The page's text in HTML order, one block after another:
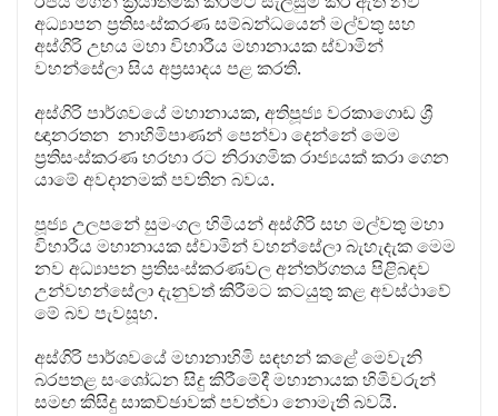
අධ්‍යාපන ප්‍රතිසංස්කරණ සම්බන්ධයෙන් මල්වතු සහ
අස්ගිරි උභය මහා විහාරීය මහානායක ස්වාමින්
වහන්සේලා සිය අප්‍රසාදය පළ කරති.
අස්ගිරි පාර්ශවයේ මහානායක, අතිපූජ්‍ය වරකාගොඩ ශ්‍රී
ඥානරතන නාහිමිපාණන් පෙන්වා දෙන්නේ මෙම
ප්‍රතිසංස්කරණ හරහා රට නිරාගමික රාජ්‍යයක් කරා ගෙන
යාමේ අවදානමක් පවතින බවය.
පූජ්‍ය උලපනේ සුමංගල හිමියන් අස්ගිරි සහ මල්වතු මහා
විහාරීය මහානායක ස්වාමින් වහන්සේලා බැහැදැක මෙම
නව අධ්‍යාපන ප්‍රතිසංස්කරණවල අන්තර්ගතය පිළිබඳව
උන්වහන්සේලා දැනුවත් කිරීමට කටයුතු කළ අවස්ථාවේ
මේ බව පැවසූහ.
අස්ගිරි පාර්ශවයේ මහානාහිමි සඳහන් කළේ මෙවැනි
බරපතළ සංශෝධන සිදු කිරීමේදී මහානායක හිමිවරුන්
සමඟ කිසිදු සාකච්ඡාවක් පවත්වා නොමැති බවයි.